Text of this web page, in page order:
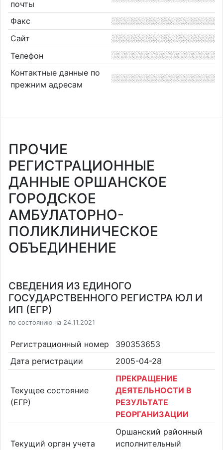
почты
Факс
Сайт
Телефон
Контактные данные по
прежним адресам
ПРОЧИЕ
РЕГИСТРАЦИОННЫЕ
ДАННЫЕ ОРШАНСКОЕ
ГОРОДСКОЕ
АМБУЛАТОРНО-
ПОЛИКЛИНИЧЕСКОЕ
ОБЪЕДИНЕНИЕ
СВЕДЕНИЯ ИЗ ЕДИНОГО
ГОСУДАРСТВЕННОГО РЕГИСТРА ЮЛ И
ИП (ЕГР)
по состоянию на 24.11.2021
Регистрационный номер
390353653
Дата регистрации
2005-04-28
Текущее состояние
(ЕГР)
ПРЕКРАЩЕНИЕ
ДЕЯТЕЛЬНОСТИ В
РЕЗУЛЬТАТЕ
РЕОРГАНИЗАЦИИ
Текущий орган учета
Оршанский районный
исполнительный